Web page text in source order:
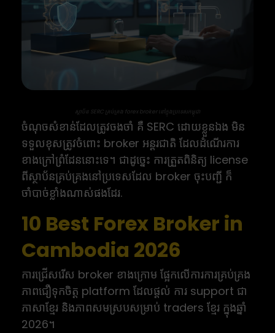
ស្ថាប័ន SERC គ្រប់គ្រង forex broker នៅក្នុងប្រទេសកម្ពុជា
ចំណុចសំខាន់ដែលត្រូវចងចាំ គឺ SERC ដោយខ្លួនឯង មិន
ទទួលខុសត្រូវចំពោះ broker អន្តរជាតិ ដែលដំណើរការ
ខាងក្រៅព្រំដែននោះទេ។ ជាដូច្នេះ ការត្រួតពិនិត្យ license
ពីស្ថាប័នគ្រប់គ្រងនៅប្រទេសដែល broker ចុះបញ្ជី ក៏
ចាំបាច់ខ្លាំងណាស់ផងដែរ.
10 Best Forex Broker in
Cambodia 2026
ការជ្រើសរើស broker ខាងក្រោម ផ្អែកលើការការគ្រប់គ្រង
ភាពជឿទុកចិត្ត platform ដែលផ្តល់ ការ support ជា
ភាសាខ្មែរ និងភាពសមស្របសម្រាប់ traders ខ្មែរ ក្នុងឆ្នាំ
2026។